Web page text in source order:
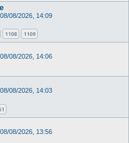
08/08/2026, 14:09
1108 1109
08/08/2026, 14:06
08/08/2026, 14:03
08/08/2026, 13:56